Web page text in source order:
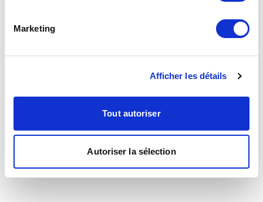
Marketing
Afficher les détails
Tout autoriser
Autoriser la sélection